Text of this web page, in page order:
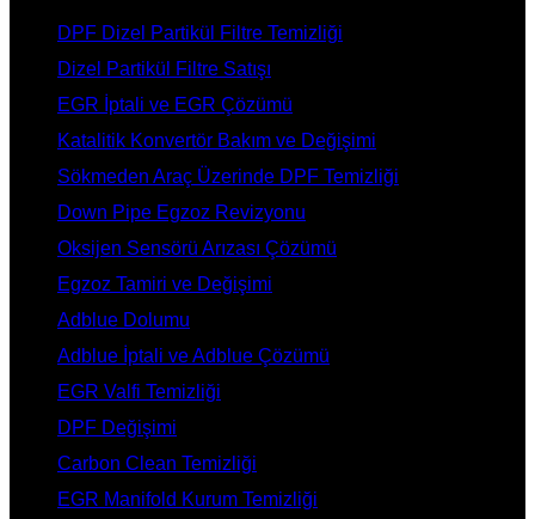
DPF Dizel Partikül Filtre Temizliği
Dizel Partikül Filtre Satışı
EGR İptali ve EGR Çözümü
Katalitik Konvertör Bakım ve Değişimi
Sökmeden Araç Üzerinde DPF Temizliği
Down Pipe Egzoz Revizyonu
Oksijen Sensörü Arızası Çözümü
Egzoz Tamiri ve Değişimi
Adblue Dolumu
Adblue İptali ve Adblue Çözümü
EGR Valfi Temizliği
DPF Değişimi
Carbon Clean Temizliği
EGR Manifold Kurum Temizliği